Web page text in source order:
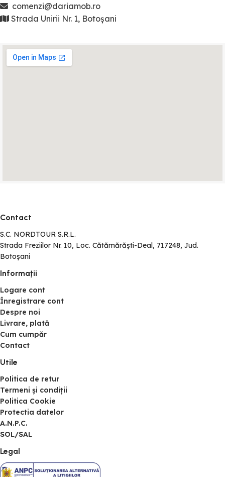
comenzi@dariamob.ro
Strada Unirii Nr. 1, Botoșani
Contact
S.C. NORDTOUR S.R.L.
Strada Freziilor Nr. 10, Loc. Cătămărăști-Deal, 717248, Jud.
Botoșani
Informaţii
Logare cont
Înregistrare cont
Despre noi
Livrare, plată
Cum cumpăr
Contact
Utile
Politica de retur
Termeni și condiții
Politica Cookie
Protectia datelor
A.N.P.C.
SOL/SAL
Legal